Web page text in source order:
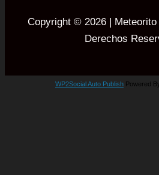
Copyright © 2026 | Meteorito
Derechos
WP2Social Auto Publish Powered